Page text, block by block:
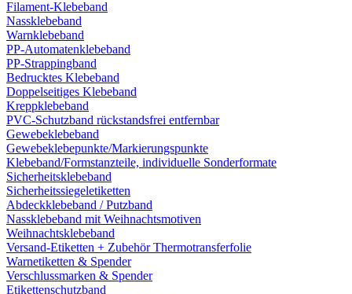
Filament-Klebeband
Nassklebeband
Warnklebeband
PP-Automatenklebeband
PP-Strappingband
Bedrucktes Klebeband
Doppelseitiges Klebeband
Kreppklebeband
PVC-Schutzband rückstandsfrei entfernbar
Gewebeklebeband
Gewebeklebepunkte/Markierungspunkte
Klebeband/Formstanzteile, individuelle Sonderformate
Sicherheitsklebeband
Sicherheitssiegeletiketten
Abdeckklebeband / Putzband
Nassklebeband mit Weihnachtsmotiven
Weihnachtsklebeband
Versand-Etiketten + Zubehör Thermotransferfolie
Warnetiketten & Spender
Verschlussmarken & Spender
Etikettenschutzband